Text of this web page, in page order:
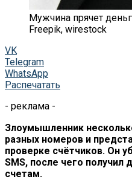
Мужчина прячет
Freepik, wirestock
VK
Telegram
WhatsApp
Распечатать
- реклама -
Злоумышленник
разных номеров и
проверке счётчиков. Он
SMS, после чего получил
счетам.